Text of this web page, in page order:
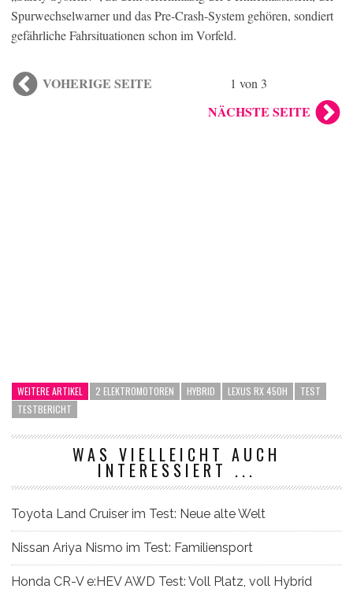
Spurwechselwarner und das Pre-Crash-System gehören, sondiert
gefährliche Fahrsituationen schon im Vorfeld.
VOHERIGE SEITE 1 von 3
NÄCHSTE SEITE
WEITERE ARTIKEL 2 ELEKTROMOTOREN HYBRID LEXUS RX 450H
TEST
TESTBERICHT
WAS VIELLEICHT AUCH
INTERESSIERT ...
Toyota Land Cruiser im Test: Neue alte Welt
Nissan Ariya Nismo im Test: Familiensport
Honda CR-V e:HEV AWD Test: Voll Platz, voll Hybrid